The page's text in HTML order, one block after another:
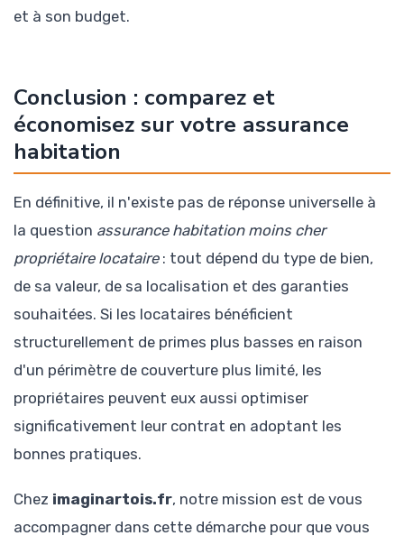
et à son budget.
Conclusion : comparez et
économisez sur votre assurance
habitation
En définitive, il n'existe pas de réponse universelle à
la question assurance habitation moins cher
propriétaire locataire: tout dépend du type de bien,
de sa valeur, de sa localisation et des garanties
souhaitées. Si les locataires bénéficient
structurellement de primes plus basses en raison
d'un périmètre de couverture plus limité, les
propriétaires peuvent eux aussi optimiser
significativement leur contrat en adoptant les
bonnes pratiques.
Chez imaginartois.fr, notre mission est de vous
accompagner dans cette démarche pour que vous